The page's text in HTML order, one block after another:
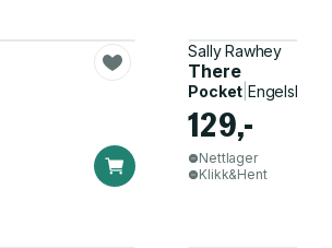
Sally Rawhey
There
Pocket |Engelsk
129,-
Nettlager
Klikk&Hent